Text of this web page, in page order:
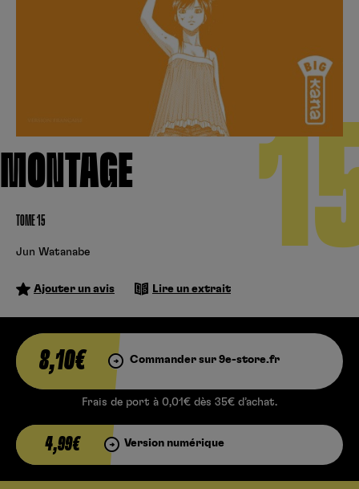
MONTAGE
TOME 15
Jun Watanabe
Ajouter un avis Lire un extrait
8,10€ Commander sur 9e-store.fr
Frais de port à 0,01€ dès 35€ d’achat.
4,99€ Version numérique
Fnac
S’inscrire
Hunter x Hunter